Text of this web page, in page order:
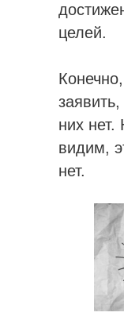
целей.
них
видим,
нет.